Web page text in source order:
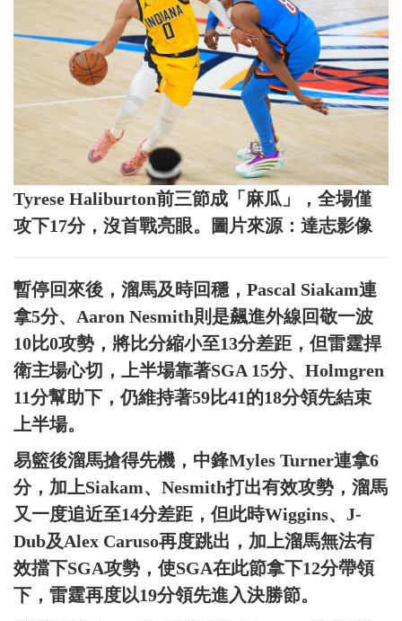
Tyrese Haliburton前三節成「麻瓜」，全場僅
攻下17分，沒首戰亮眼。圖片來源：達志影像
暫停回來後，溜馬及時回穩，Pascal Siakam連
拿5分、Aaron Nesmith則是飆進外線回敬一波
10比0攻勢，將比分縮小至13分差距，但雷霆捍
衛主場心切，上半場靠著SGA 15分、Holmgren
11分幫助下，仍維持著59比41的18分領先結束
上半場。
易籃後溜馬搶得先機，中鋒Myles Turner連拿6
分，加上Siakam、Nesmith打出有效攻勢，溜馬
又一度追近至14分差距，但此時Wiggins、J-
Dub及Alex Caruso再度跳出，加上溜馬無法有
效擋下SGA攻勢，使SGA在此節拿下12分帶領
下，雷霆再度以19分領先進入決勝節。